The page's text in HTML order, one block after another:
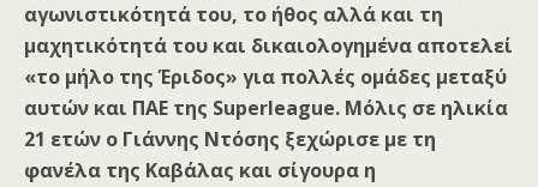
αγωνιστικότητά του, το ήθος αλλά και τη
μαχητικότητά του και δικαιολογημένα αποτελεί
«το μήλο της Έριδος» για πολλές ομάδες μεταξύ
αυτών και ΠΑΕ της Superleague. Μόλις σε ηλικία
21 ετών ο Γιάννης Ντόσης ξεχώρισε με τη
φανέλα της Καβάλας και σίγουρα η